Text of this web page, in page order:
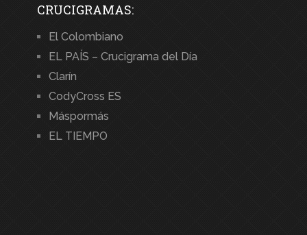
CRUCIGRAMAS:
El Colombiano
EL PAÍS – Crucigrama del Día
Clarín
CodyCross ES
Máspormás
EL TIEMPO